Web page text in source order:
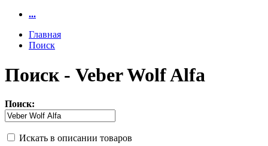
...
Главная
Поиск
Поиск - Veber Wolf Alfa
Поиск:
Искать в описании товаров